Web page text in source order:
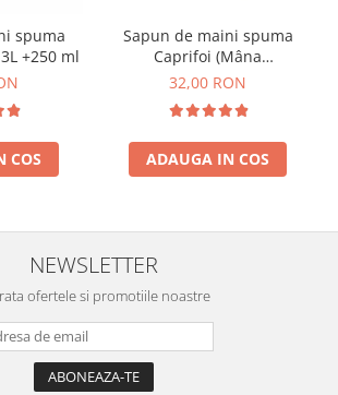
spuma
+250 ml
COS
Sapun de maini spuma
Caprifoi (Mâna
Maicii Domnului) 3L +250
32,00 RON
ADAUGA IN COS
NEWSLETTER
ofertele si promotiile noastre